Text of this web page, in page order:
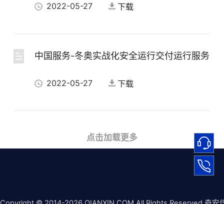
中国产品-天眼在北京2022冬奥会的安全经验分享
2022-05-27 下载
中国服务-冬奥实战化安全运行交付运行服务
2022-05-27 下载
中国服务-冬奥模式的实战化安全运行服务
点击加载更多